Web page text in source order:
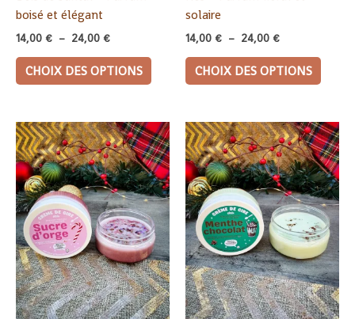
boisé et élégant
14,00 € – 24,00 €
CHOIX DES OPTIONS
produit
solaire
14,00 € – 24,00 €
CHOIX DES OPTIONS